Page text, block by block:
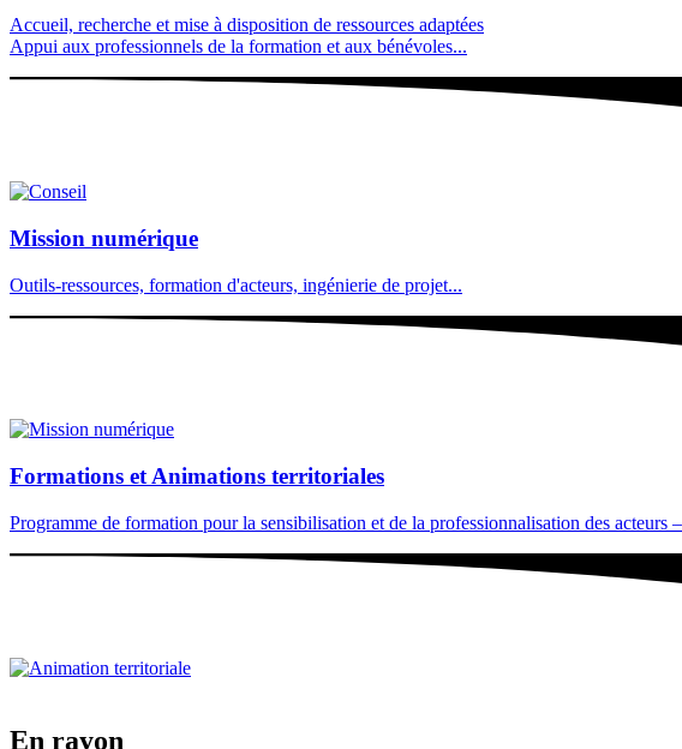
Accueil, recherche et mise à disposition de ressources adaptées
Appui aux professionnels de la formation et aux bénévoles...
Mission numérique
Outils-ressources, formation d'acteurs, ingénierie de projet...
Formations et Animations territoriales
Programme de formation pour la sensibilisation et de la professionnalisation des acteurs
En rayon